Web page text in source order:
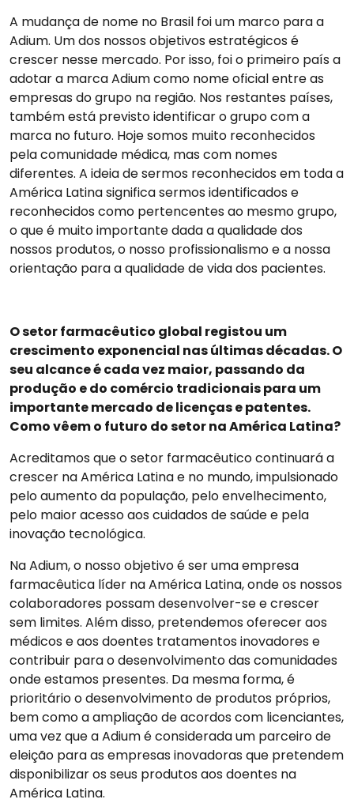
A mudança de nome no Brasil foi um marco para a
Adium. Um dos nossos objetivos estratégicos é
crescer nesse mercado. Por isso, foi o primeiro país a
adotar a marca Adium como nome oficial entre as
empresas do grupo na região. Nos restantes países,
também está previsto identificar o grupo com a
marca no futuro. Hoje somos muito reconhecidos
pela comunidade médica, mas com nomes
diferentes. A ideia de sermos reconhecidos em toda a
América Latina significa sermos identificados e
reconhecidos como pertencentes ao mesmo grupo,
o que é muito importante dada a qualidade dos
nossos produtos, o nosso profissionalismo e a nossa
orientação para a qualidade de vida dos pacientes.
O setor farmacêutico global registou um
crescimento exponencial nas últimas décadas. O
seu alcance é cada vez maior, passando da
produção e do comércio tradicionais para um
importante mercado de licenças e patentes.
Como vêem o futuro do setor na América Latina?
Acreditamos que o setor farmacêutico continuará a
crescer na América Latina e no mundo, impulsionado
pelo aumento da população, pelo envelhecimento,
pelo maior acesso aos cuidados de saúde e pela
inovação tecnológica.
Na Adium, o nosso objetivo é ser uma empresa
farmacêutica líder na América Latina, onde os nossos
colaboradores possam desenvolver-se e crescer
sem limites. Além disso, pretendemos oferecer aos
médicos e aos doentes tratamentos inovadores e
contribuir para o desenvolvimento das comunidades
onde estamos presentes. Da mesma forma, é
prioritário o desenvolvimento de produtos próprios,
bem como a ampliação de acordos com licenciantes,
uma vez que a Adium é considerada um parceiro de
eleição para as empresas inovadoras que pretendem
disponibilizar os seus produtos aos doentes na
América Latina.